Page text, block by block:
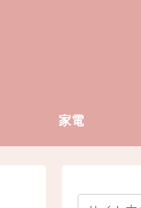
家電